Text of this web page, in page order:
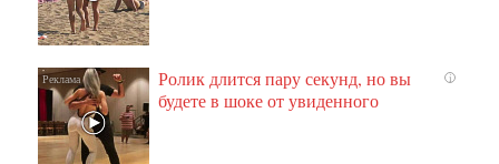
i
Ролик длится пару секунд, но вы
будете в шоке от увиденного